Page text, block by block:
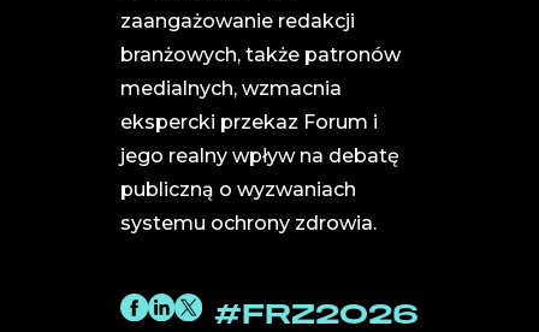
zaangażowanie redakcji
branżowych, także patronów
medialnych, wzmacnia
ekspercki przekaz Forum i
jego realny wpływ na debatę
publiczną o wyzwaniach
systemu ochrony zdrowia.
#FRZ2026